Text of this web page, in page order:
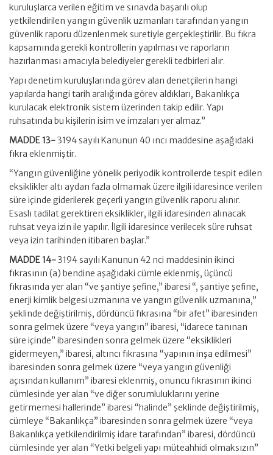
kuruluşlarca verilen eğitim ve sınavda başarılı olup
yetkilendirilen yangın güvenlik uzmanları tarafından yangın
güvenlik raporu düzenlenmek suretiyle gerçekleştirilir. Bu fıkra
kapsamında gerekli kontrollerin yapılması ve raporların
hazırlanması amacıyla belediyeler gerekli tedbirleri alır.
Yapı denetim kuruluşlarında görev alan denetçilerin hangi
yapılarda hangi tarih aralığında görev aldıkları, Bakanlıkça
kurulacak elektronik sistem üzerinden takip edilir. Yapı
ruhsatında bu kişilerin isim ve imzaları yer almaz.”
MADDE 13-3194 sayılı Kanunun 40 ıncı maddesine aşağıdaki
fıkra eklenmiştir.
“Yangın güvenliğine yönelik periyodik kontrollerde tespit edilen
eksiklikler altı aydan fazla olmamak üzere ilgili idaresince verilen
süre içinde giderilerek geçerli yangın güvenlik raporu alınır.
Esaslı tadilat gerektiren eksiklikler, ilgili idaresinden alınacak
ruhsat veya izin ile yapılır. İlgili idaresince verilecek süre ruhsat
veya izin tarihinden itibaren başlar.”
MADDE 14-3194 sayılı Kanunun 42 nci maddesinin ikinci
fıkrasının (a) bendine aşağıdaki cümle eklenmiş, üçüncü
fıkrasında yer alan “ve şantiye şefine,” ibaresi “, şantiye şefine,
enerji kimlik belgesi uzmanına ve yangın güvenlik uzmanına,”
şeklinde değiştirilmiş, dördüncü fıkrasına “bir afet” ibaresinden
sonra gelmek üzere “veya yangın” ibaresi, “idarece tanınan
süre içinde” ibaresinden sonra gelmek üzere “eksiklikleri
gidermeyen,” ibaresi, altıncı fıkrasına “yapının inşa edilmesi”
ibaresinden sonra gelmek üzere “veya yangın güvenliği
açısından kullanım” ibaresi eklenmiş, onuncu fıkrasının ikinci
cümlesinde yer alan “ve diğer sorumluluklarını yerine
getirmemesi hallerinde” ibaresi “halinde” şeklinde değiştirilmiş,
cümleye “Bakanlıkça” ibaresinden sonra gelmek üzere “veya
Bakanlıkça yetkilendirilmiş idare tarafından” ibaresi, dördüncü
cümlesinde yer alan “Yetki belgeli yapı müteahhidi olmaksızın”